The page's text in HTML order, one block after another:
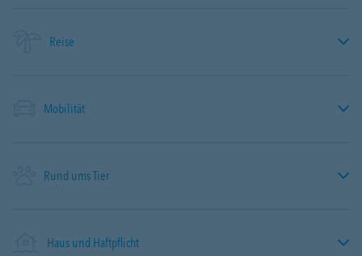
Reise
Mobilität
Rund ums Tier
Haus und Haftpflicht